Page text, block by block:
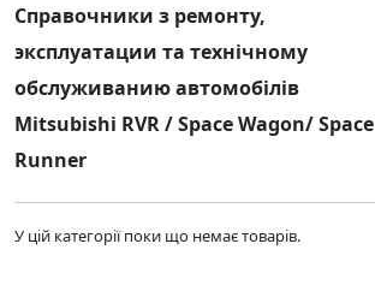
Справочники з ремонту,
эксплуатации та технічному
обслуживанию автомобілів
Mitsubishi RVR / Space Wagon/ Space
Runner
У цій категорії поки що немає товарів.